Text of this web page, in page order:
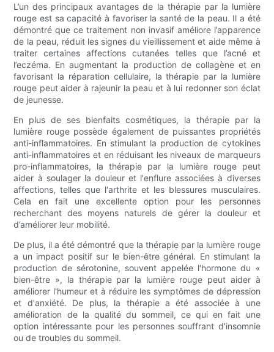
L’un des principaux avantages de la thérapie par la lumière
rouge est sa capacité à favoriser la santé de la peau. Il a été
démontré que ce traitement non invasif améliore l’apparence
de la peau, réduit les signes du vieillissement et aide même à
traiter certaines affections cutanées telles que l’acné et
l’eczéma. En augmentant la production de collagène et en
favorisant la réparation cellulaire, la thérapie par la lumière
rouge peut aider à rajeunir la peau et à lui redonner son éclat
de jeunesse.
En plus de ses bienfaits cosmétiques, la thérapie par la
lumière rouge possède également de puissantes propriétés
anti-inflammatoires. En stimulant la production de cytokines
anti-inflammatoires et en réduisant les niveaux de marqueurs
pro-inflammatoires, la thérapie par la lumière rouge peut
aider à soulager la douleur et l'enflure associées à diverses
affections, telles que l'arthrite et les blessures musculaires.
Cela en fait une excellente option pour les personnes
recherchant des moyens naturels de gérer la douleur et
d’améliorer leur mobilité.
De plus, il a été démontré que la thérapie par la lumière rouge
a un impact positif sur le bien-être général. En stimulant la
production de sérotonine, souvent appelée l'hormone du «
bien-être », la thérapie par la lumière rouge peut aider à
améliorer l'humeur et à réduire les symptômes de dépression
et d'anxiété. De plus, la thérapie a été associée à une
amélioration de la qualité du sommeil, ce qui en fait une
option intéressante pour les personnes souffrant d'insomnie
ou de troubles du sommeil.